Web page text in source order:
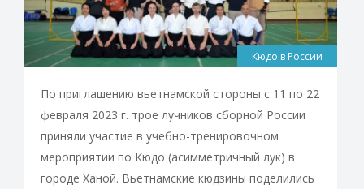
Кюдо в России
По приглашению вьетнамской стороны с 11 по 22
февраля 2023 г. трое лучников сборной России
приняли участие в учебно-тренировочном
мероприятии по Кюдо (асимметричный лук) в
городе Ханой. Вьетнамские кюдзины поделились